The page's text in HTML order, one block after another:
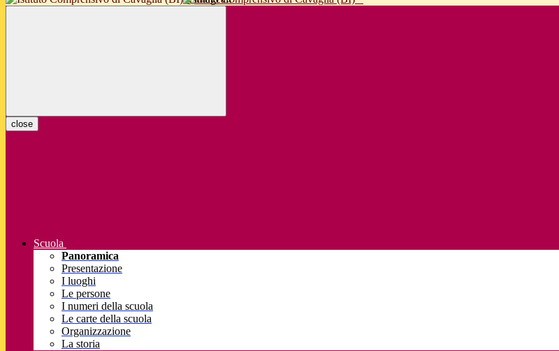
close
Scuola
Panoramica
Presentazione
I luoghi
Le persone
I numeri della scuola
Le carte della scuola
Organizzazione
La storia